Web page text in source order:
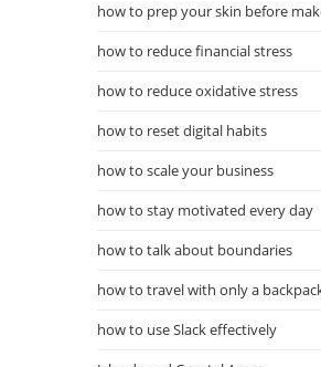
how to prep your skin before
how to reduce financial stress
how to reduce oxidative stress
how to reset digital habits
how to scale your business
how to stay motivated every day
how to talk about boundaries
how to travel with only a
how to use Slack effectively